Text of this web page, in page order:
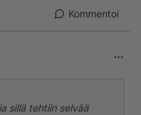
Kommentoi
sillä tehtiin selvää